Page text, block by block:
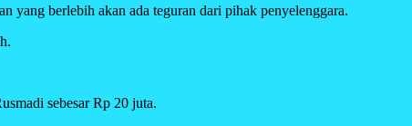
yang berlebih akan ada teguran dari pihak penyelenggara.
sebesar Rp 20 juta.